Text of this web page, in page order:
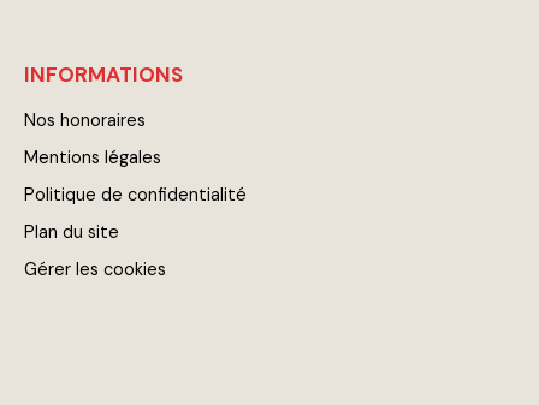
INFORMATIONS
Nos honoraires
Mentions légales
Politique de confidentialité
Plan du site
Gérer les cookies